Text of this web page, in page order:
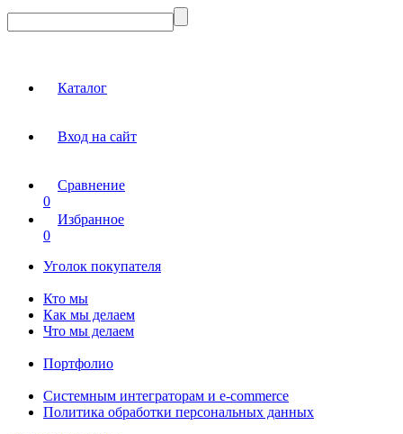
Каталог
Вход на сайт
Сравнение
0
Избранное
0
Уголок покупателя
Кто мы
Как мы делаем
Что мы делаем
Портфолио
Системным интеграторам и e-commerce
Политика обработки персональных данных